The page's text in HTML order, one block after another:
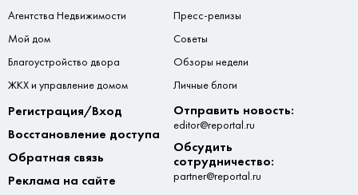
Агентства Недвижимости
Мой дом
Благоустройство двора
ЖКХ и управление домом
Пресс-релизы
Советы
Обзоры недели
Личные блоги
Регистрация/Вход
Восстановление доступа
Обратная связь
Реклама на сайте
Отправить новость:
editor@reportal.ru
Обсудить
сотрудничество:
partner@reportal.ru